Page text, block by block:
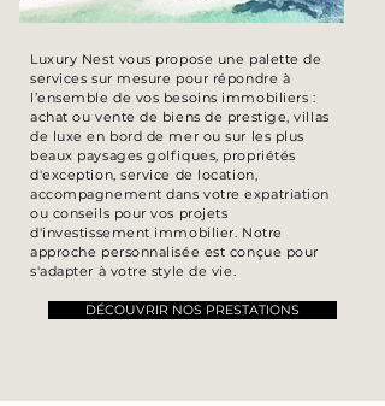
Luxury Nest vous propose une palette de
services sur mesure pour répondre à
l’ensemble de vos besoins immobiliers :
achat ou vente de biens de prestige, villas
de luxe en bord de mer ou sur les plus
beaux paysages golfiques, propriétés
d'exception, service de location,
accompagnement dans votre expatriation
ou conseils pour vos projets
d'investissement immobilier. Notre
approche personnalisée est conçue pour
s'adapter à votre style de vie.
DÉCOUVRIR NOS PRESTATIONS